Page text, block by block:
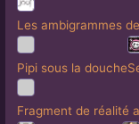
Les ambigrammes
Pipi sous la douche
Fragment de réalité